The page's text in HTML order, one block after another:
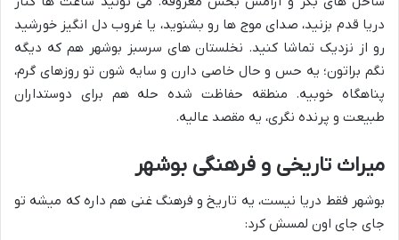
دریا قدم بزنید، صدای موج ها رو بشنوید، یا غروب دل انگیز خورشید
رو از نزدیک تماشا کنید. نخلستان های سرسبز بوشهر هم که دیگه
نگم براتون؛ یه حس و حال خاصی دارن و سایه شون تو روزهای گرم،
پناهگاه خوبیه. منطقه حفاظت شده حله هم برای دوستداران
طبیعت و پرنده نگری، یه مقصد عالیه.
میراث تاریخی و فرهنگی بوشهر
بوشهر فقط دریا نیست، یه تاریخ و فرهنگ غنی هم داره که میشه تو
جای جای اون لمسش کرد: